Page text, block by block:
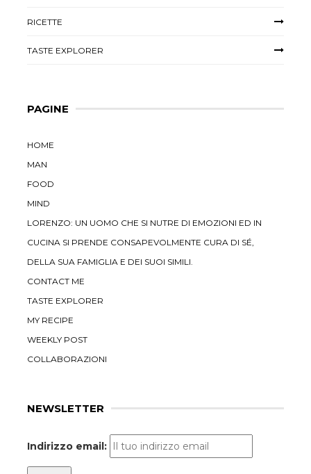
RICETTE
TASTE EXPLORER
PAGINE
HOME
MAN
FOOD
MIND
LORENZO: UN UOMO CHE SI NUTRE DI EMOZIONI ED IN
CUCINA SI PRENDE CONSAPEVOLMENTE CURA DI SÉ,
DELLA SUA FAMIGLIA E DEI SUOI SIMILI.
CONTACT ME
TASTE EXPLORER
MY RECIPE
WEEKLY POST
COLLABORAZIONI
NEWSLETTER
Indirizzo email: